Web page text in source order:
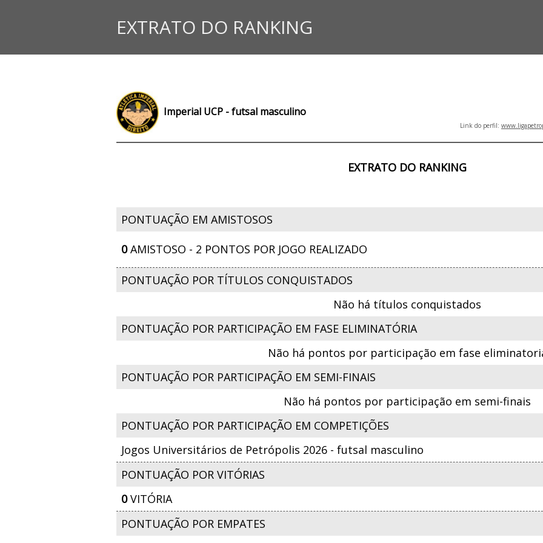
EXTRATO DO RANKING
Imperial UCP - futsal masculino
Link do perfil:
EXTRATO DO RANKING
PONTUAÇÃO EM AMISTOSOS
0AMISTOSO - 2 PONTOS POR JOGO REALIZADO
PONTUAÇÃO POR TÍTULOS CONQUISTADOS
Não há títulos conquistados
PONTUAÇÃO POR PARTICIPAÇÃO EM FASE ELIMINATÓRIA
Não há pontos por participação em fase
PONTUAÇÃO POR PARTICIPAÇÃO EM SEMI-FINAIS
Não há pontos por participação em semi-finais
PONTUAÇÃO POR PARTICIPAÇÃO EM COMPETIÇÕES
Jogos Universitários de Petrópolis 2026 - futsal masculino
PONTUAÇÃO POR VITÓRIAS
0VITÓRIA
PONTUAÇÃO POR EMPATES